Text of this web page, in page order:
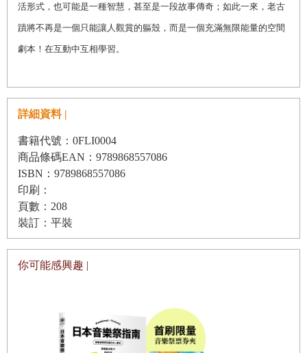
活形式，也可能是一種智慧，甚至是一段故事傳奇；如此一來，老古
蹟將不再是一個只能讓人觀賞的軀殼，而是一個充滿無限能量的空間
劇本！在互動中互相學習。
詳細資料 |
書籍代號：0FLI0004
商品條碼EAN：9789868557086
ISBN：9789868557086
印刷：
頁數：208
裝訂：平裝
你可能感興趣 |